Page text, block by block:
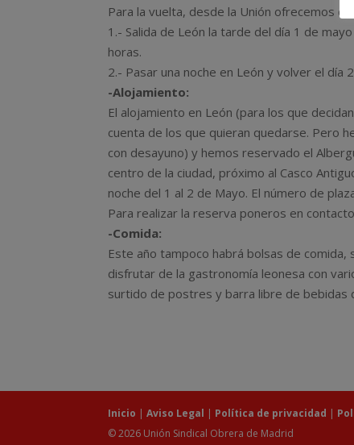
Para la vuelta, desde la Unión ofrecemos
1.- Salida de León la tarde del día 1 de
horas.
2.- Pasar una noche en León y volver el día
-Alojamiento:
El alojamiento en León (para los que
cuenta de los que quieran quedarse. Pero
con desayuno) y hemos reservado el
centro de la ciudad, próximo al Casco
noche del 1 al 2 de Mayo. El número de
Para realizar la reserva poneros en
-Comida:
Este año tampoco habrá bolsas de
disfrutar de la gastronomía leonesa con
surtido de postres y barra libre de bebidas
Inicio |Aviso Legal | Política de privacidad |
© 2026 Unión Sindical Obrera de Madrid